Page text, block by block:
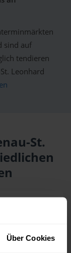
Über Cookies
sind auf
tendieren
Leonhard
St.
0,00 €